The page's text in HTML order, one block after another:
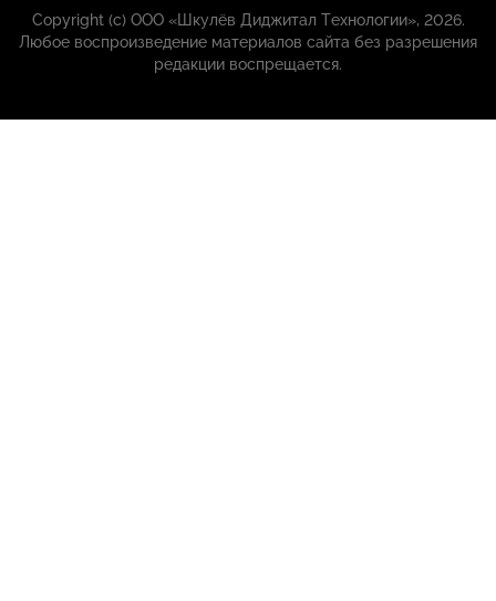
Copyright (с) ООО «Шкулёв Диджитал Технологии», 2026.
Любое воспроизведение материалов сайта без разрешения
редакции воспрещается.